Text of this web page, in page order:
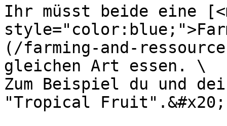
Ihr müsst beide eine
(/farming-and-
gleichen Art essen. \
Zum Beispiel du und
"Tropical Fruit".&#x20;